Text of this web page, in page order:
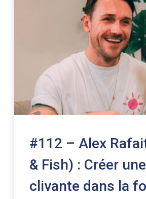
#112 – Alex
& Fish) : Créer
clivante dans la